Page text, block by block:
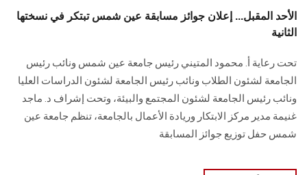
الأحد المقبل... إعلان جوائز مسابقة عين شمس تبتكر في نسختها
الثانية
تحت رعاية أ. محمود المتيني رئيس جامعة عين شمس ونائب رئيس
الجامعة لشئون الطلاب ونائب رئيس الجامعة لشئون الدراسات العليا
ونائب رئيس الجامعة لشئون المجتمع والبيئة، وتحت إشراف د. ماجد
غنيمة مدير مركز الابتكار وريادة الأعمال بالجامعة، تنظم جامعة عين
شمس حفل توزيع جوائز المسابقة